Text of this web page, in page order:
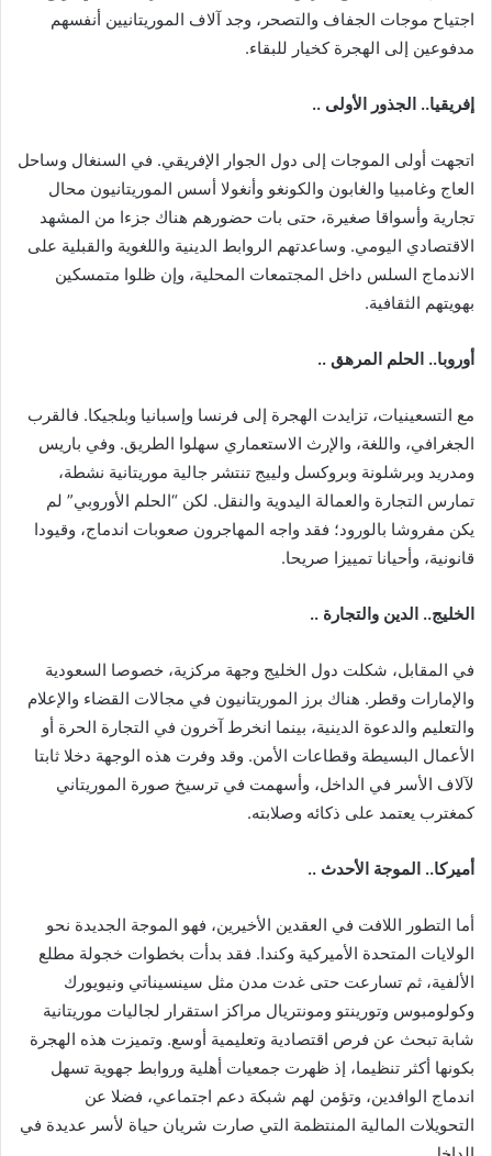
اجتياح موجات الجفاف والتصحر، وجد آلاف الموريتانيين أنفسهم
مدفوعين إلى الهجرة كخيار للبقاء.
إفريقيا.. الجذور الأولى ..
اتجهت أولى الموجات إلى دول الجوار الإفريقي. في السنغال وساحل
العاج وغامبيا والغابون والكونغو وأنغولا أسس الموريتانيون محال
تجارية وأسواقا صغيرة، حتى بات حضورهم هناك جزءا من المشهد
الاقتصادي اليومي. وساعدتهم الروابط الدينية واللغوية والقبلية على
الاندماج السلس داخل المجتمعات المحلية، وإن ظلوا متمسكين
بهويتهم الثقافية.
أوروبا.. الحلم المرهق ..
مع التسعينيات، تزايدت الهجرة إلى فرنسا وإسبانيا وبلجيكا. فالقرب
الجغرافي، واللغة، والإرث الاستعماري سهلوا الطريق. وفي باريس
ومدريد وبرشلونة وبروكسل ولييج تنتشر جالية موريتانية نشطة،
تمارس التجارة والعمالة اليدوية والنقل. لكن “الحلم الأوروبي” لم
يكن مفروشا بالورود؛ فقد واجه المهاجرون صعوبات اندماج، وقيودا
قانونية، وأحيانا تمييزا صريحا.
الخليج.. الدين والتجارة ..
في المقابل، شكلت دول الخليج وجهة مركزية، خصوصا السعودية
والإمارات وقطر. هناك برز الموريتانيون في مجالات القضاء والإعلام
والتعليم والدعوة الدينية، بينما انخرط آخرون في التجارة الحرة أو
الأعمال البسيطة وقطاعات الأمن. وقد وفرت هذه الوجهة دخلا ثابتا
لآلاف الأسر في الداخل، وأسهمت في ترسيخ صورة الموريتاني
كمغترب يعتمد على ذكائه وصلابته.
أميركا.. الموجة الأحدث ..
أما التطور اللافت في العقدين الأخيرين، فهو الموجة الجديدة نحو
الولايات المتحدة الأميركية وكندا. فقد بدأت بخطوات خجولة مطلع
الألفية، ثم تسارعت حتى غدت مدن مثل سينسيناتي ونيويورك
وكولومبوس وتورينتو ومونتريال مراكز استقرار لجاليات موريتانية
شابة تبحث عن فرص اقتصادية وتعليمية أوسع. وتميزت هذه الهجرة
بكونها أكثر تنظيما، إذ ظهرت جمعيات أهلية وروابط جهوية تسهل
اندماج الوافدين، وتؤمن لهم شبكة دعم اجتماعي، فضلا عن
التحويلات المالية المنتظمة التي صارت شريان حياة لأسر عديدة في